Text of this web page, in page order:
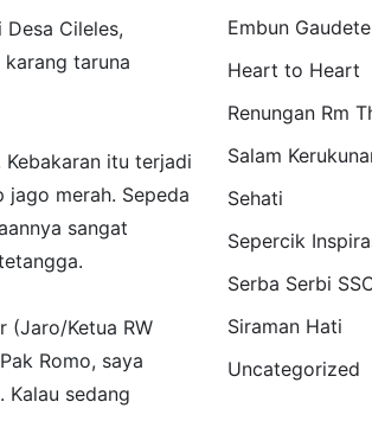
Cileles,
taruna
itu terjadi
jago merah. Sepeda
sangat
(Jaro/Ketua RW
Romo, saya
Kalau sedang
Embun Gaudete
Heart to Heart
Renungan Rm
Salam
Sehati
Sepercik
Serba Serbi
Siraman Hati
Uncategorized